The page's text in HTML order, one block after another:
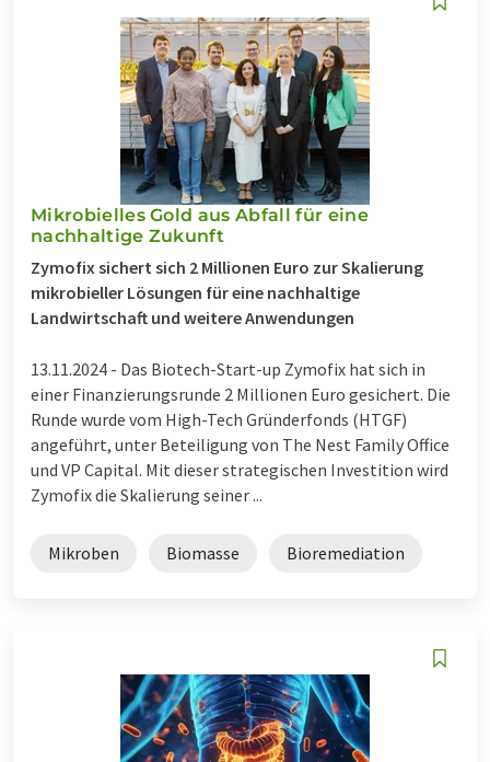
Mikrobielles Gold aus Abfall für eine
nachhaltige Zukunft
Zymofix sichert sich 2 Millionen Euro zur Skalierung
mikrobieller Lösungen für eine nachhaltige
Landwirtschaft und weitere Anwendungen
13.11.2024 - Das Biotech-Start-up Zymofix hat sich in
einer Finanzierungsrunde 2 Millionen Euro gesichert. Die
Runde wurde vom High-Tech Gründerfonds (HTGF)
angeführt, unter Beteiligung von The Nest Family Office
und VP Capital. Mit dieser strategischen Investition wird
Zymofix die Skalierung seiner ...
Mikroben Biomasse Bioremediation